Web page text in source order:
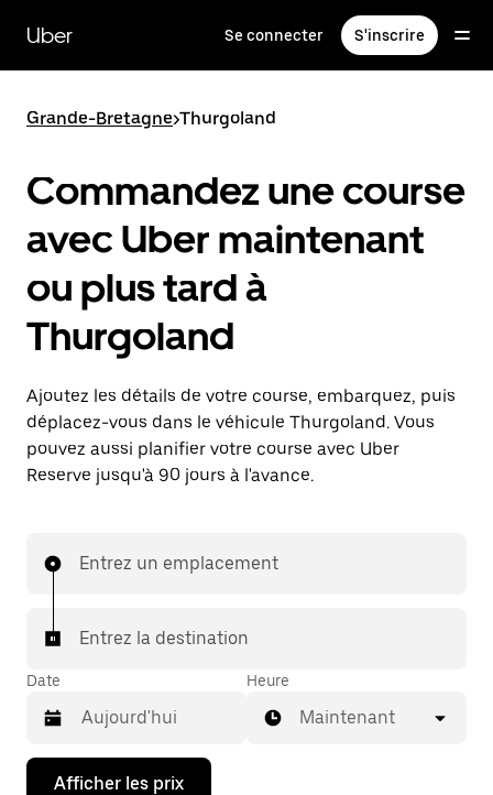
contenu
principal
Uber Se connecter S'inscrire
Grande-Bretagne>Thurgoland
Commandez une course
avec Uber maintenant
ou plus tard à
Thurgoland
Ajoutez les détails de votre course, embarquez, puis
déplacez-vous dans le véhicule Thurgoland. Vous
pouvez aussi planifier votre course avec Uber
Reserve jusqu'à 90 jours à l'avance.
Entrez un emplacement
Entrez la destination
Date
Appuyez
Heure
Maintenant
Afficher les prix